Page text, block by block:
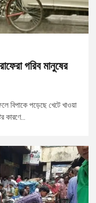
গরিব মানুষের
বিপাকে পড়েছে খেটে খাওয়া
কারণে...